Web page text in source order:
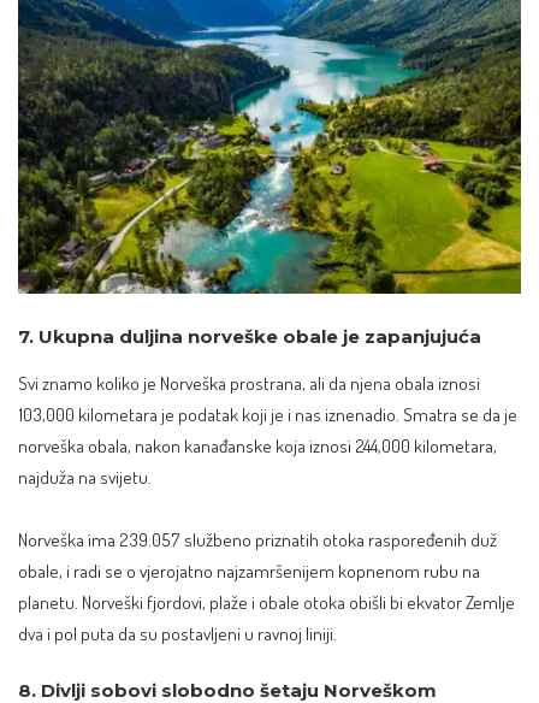
7. Ukupna duljina norveške obale je zapanjujuća
Svi znamo koliko je Norveška prostrana, ali da njena obala iznosi
103,000 kilometara je podatak koji je i nas iznenadio. Smatra se da je
norveška obala, nakon kanađanske koja iznosi 244,000 kilometara,
najduža na svijetu.
Norveška ima 239.057 službeno priznatih otoka raspoređenih duž
obale, i radi se o vjerojatno najzamršenijem kopnenom rubu na
planetu. Norveški fjordovi, plaže i obale otoka obišli bi ekvator Zemlje
dva i pol puta da su postavljeni u ravnoj liniji.
8. Divlji sobovi slobodno šetaju Norveškom